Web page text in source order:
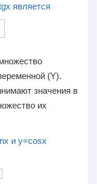
является
(Y).
значения в
их
и y=cosx